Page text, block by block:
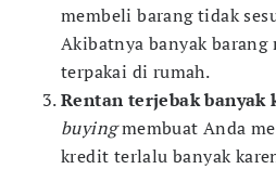
membeli barang tidak
Akibatnya banyak barang
terpakai di rumah.
Rentan terjebak
buyingmembuat Anda
kredit terlalu banyak